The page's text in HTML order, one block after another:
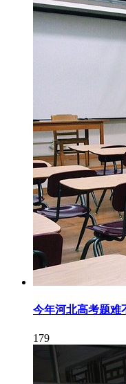
今年河北高考题难
179